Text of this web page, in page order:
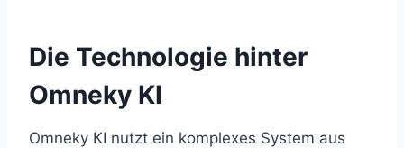
Die Technologie hinter
Omneky KI
Omneky KI nutzt ein komplexes System aus